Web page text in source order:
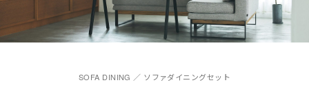
SOFA DINING ／ ソファダイニングセット